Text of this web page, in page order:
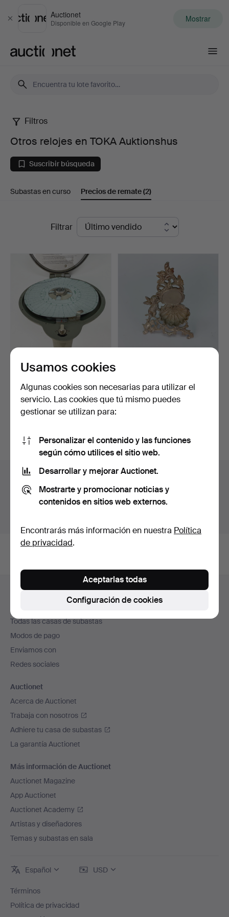
Cerrar
Auctionet
Disponible en Google Play Mostrar
Otros
relojes
en
TOKA
Auktionshus
Filtros
Otros relojes en TOKA Auktionshus
Suscribir búsqueda
Subastas en curso Precios de remate(2)
remate
Filtrar
RELOJ, registrador, Kienzie,
Subastado 7 may 2026
3 pujas
32 USD
Subastado 23 feb 2026
3 pujas
Suscribir búsqueda
Archivo de subastas
Estás buscando en el archivo de subastas concluidas.
el
pie
de
página
Ayuda y contacto
Contacta con el servicio de atención al cliente
Todas las casas de subastas
Modos de pago
Enviamos con
Redes sociales
Auctionet
Acerca de Auctionet
Trabaja con nosotros
Adhiere tu casa de subastas
La garantía Auctionet
Más información de Auctionet
Auctionet Magazine
App Auctionet
Auctionet Academy
Artistas y diseñadores
Temas y subastas en sala
Español USD
Términos
Política de privacidad
Usamos cookies
Algunas cookies son necesarias para utilizar el
servicio. Las cookies que tú mismo puedes
gestionar se utilizan para:
Personalizar el contenido y las funciones
según cómo utilices el sitio web.
Desarrollar y mejorar Auctionet.
Mostrarte y promocionar noticias y
contenidos en sitios web externos.
Encontrarás más información en nuestra Política
de privacidad.
Configuración de cookies
Aceptarlas todas